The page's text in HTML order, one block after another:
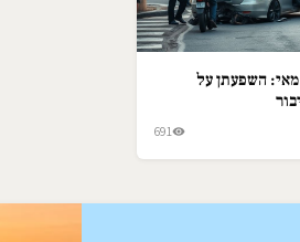
מאי: השפעתן על
691